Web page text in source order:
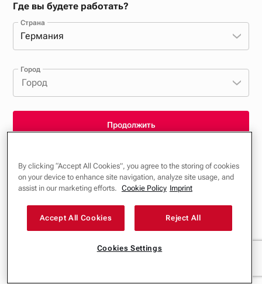
Где вы будете работать?
Германия
Страна
Город
Город
Продолжить
Общие условия и положения, политика конфиденциальности и файлы
cookie
Название фирмы
By clicking “Accept All Cookies”, you agree to the storing of cookies
on your device to enhance site navigation, analyze site usage, and
assist in our marketing efforts.
Cookie Policy Imprint
Accept All Cookies Reject All
Cookies Settings